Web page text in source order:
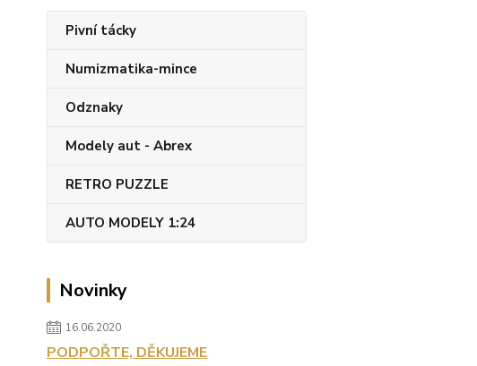
Pivní tácky
Numizmatika-mince
Odznaky
Modely aut - Abrex
RETRO PUZZLE
AUTO MODELY 1:24
Novinky
16.06.2020
PODPOŘTE, DĚKUJEME